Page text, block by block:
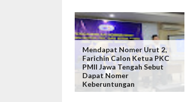
Mendapat Nomer Urut 2,
Farichin Calon Ketua PKC
PMII Jawa Tengah Sebut
Dapat Nomer
Keberuntungan